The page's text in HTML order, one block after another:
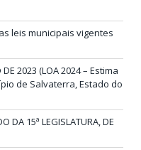
leis municipais vigentes
DE 2023 (LOA 2024 – Estima
de Salvaterra, Estado do
DA 15ª LEGISLATURA, DE